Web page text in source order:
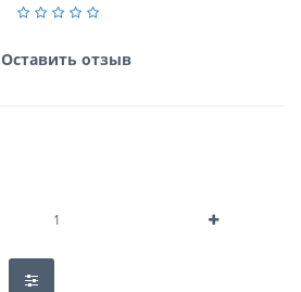
Оставить отзыв